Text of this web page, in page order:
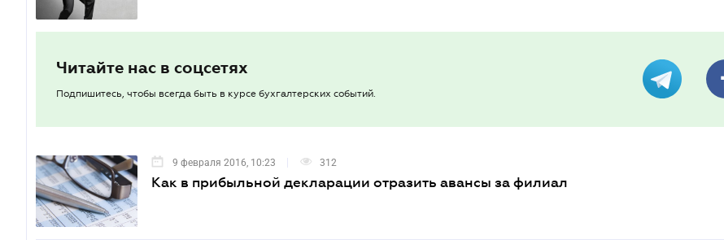
Читайте нас в соцсетях
Подпишитесь, чтобы всегда быть в курсе бухгалтерских событий.
9 февраля 2016, 10:23 312
Как в прибыльной декларации отразить авансы за филиал